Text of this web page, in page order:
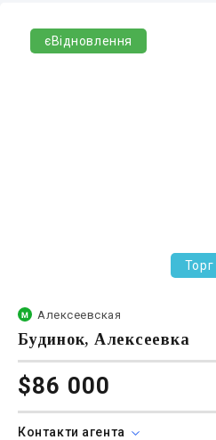
єВідновлення
Торг
Алексеевская
Будинок, Алексеевка
$86 000
Контакти агента